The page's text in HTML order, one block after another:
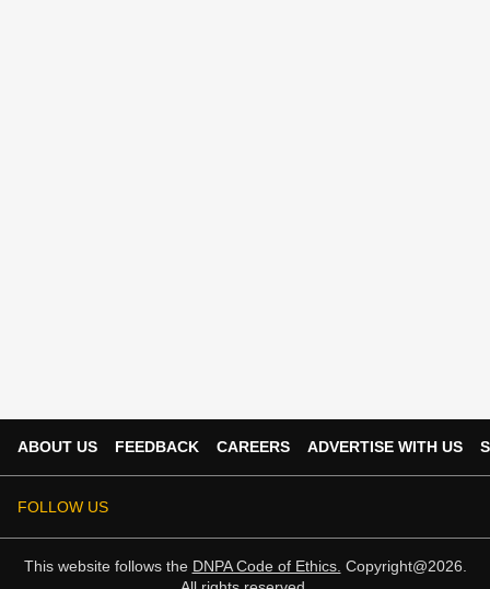
ABOUT US FEEDBACK CAREERS ADVERTISE WITH US
FOLLOW US
This website follows the DNPA Code of Ethics. Copyright@2026.